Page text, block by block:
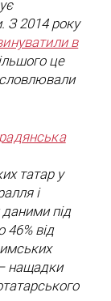
З 2014 року
в
це
радянська
татар у
і
даними під
46% від
— нащадки